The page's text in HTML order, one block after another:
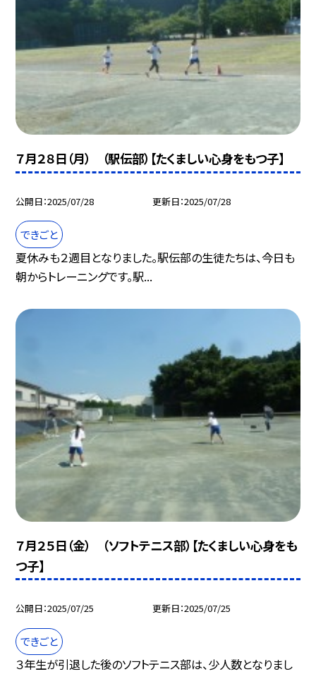
７月２８日（月） （駅伝部）【たくましい心身をもつ子】
公開日 2025/07/28 更新日 2025/07/28
できごと
夏休みも２週目となりました。駅伝部の生徒たちは、今日も
朝からトレーニングです。駅...
７月２５日（金） （ソフトテニス部）【たくましい心身をも
つ子】
公開日 2025/07/25 更新日 2025/07/25
できごと
３年生が引退した後のソフトテニス部は、少人数となりまし